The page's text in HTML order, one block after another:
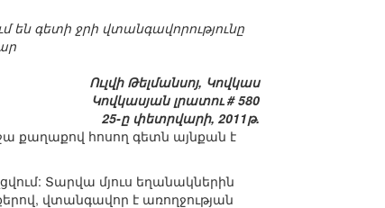
են գետի ջրի վտանգավորությունը
Ուլվի Թելմանսոյ, Կովկաս
Կովկասյան լրատու # 580
25-ը փետրվարի, 2011թ.
քաղաքով հոսող գետն այնքան է
Տարվա մյուս եղանակներին
վտանգավոր է առողջության